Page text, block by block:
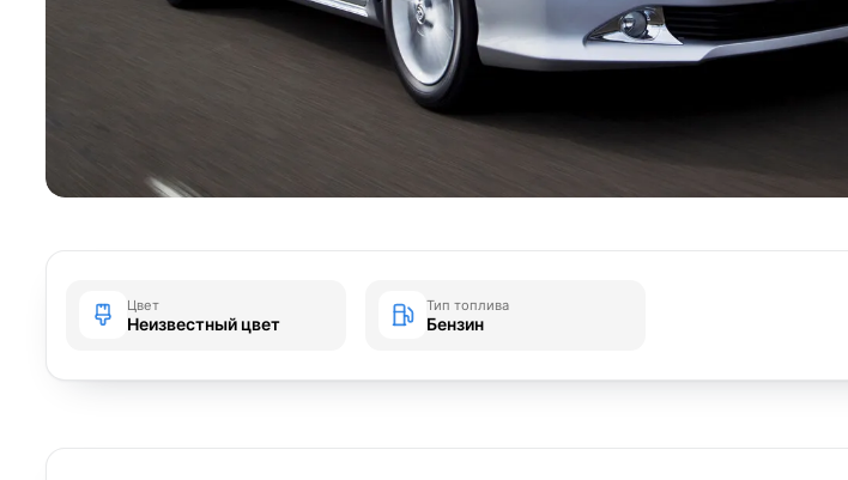
Цвет
Неизвестный цвет
Тип топлива
Бензин